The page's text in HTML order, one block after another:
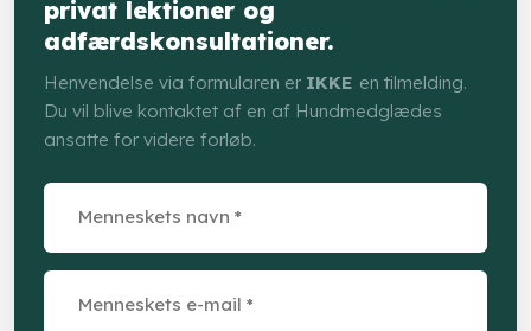
privat lektioner og
adfærdskonsultationer.
Henvendelse via formularen er IKKE en tilmelding.
Du vil blive kontaktet af en af Hundmedglædes
ansatte for videre forløb.